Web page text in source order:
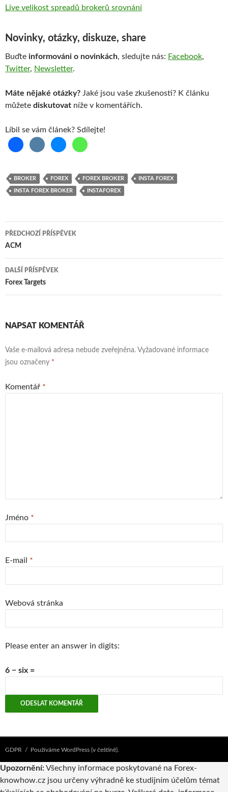
Live velikost spreadů brokerů srovnání
Novinky, otázky, diskuze, share
Buďte informováni o novinkách, sledujte nás: Facebook,
Twitter, Newsletter.
Máte nějaké otázky? Jaké jsou vaše zkušenosti? K článku
můžete diskutovat níže v komentářích.
Líbil se vám článek? Sdílejte!
BROKER FOREX FOREX BROKER INSTA FOREX
INSTA FOREX BROKER INSTAFOREX
Navigace
pro
příspěvky
PŘEDCHOZÍ PŘÍSPĚVEK
ACM
DALŠÍ PŘÍSPĚVEK
Forex Targets
NAPSAT KOMENTÁŘ
Vaše e-mailová adresa nebude zveřejněna. Vyžadované informace
jsou označeny *
Komentář *
Jméno *
E-mail *
Webová stránka
Please enter an answer in digits:
6 − six =
GDPR Používáme WordPress (v češtině).
Upozornění:Všechny informace poskytované na Forex-
knowhow.cz jsou určeny výhradně ke studijním účelům témat